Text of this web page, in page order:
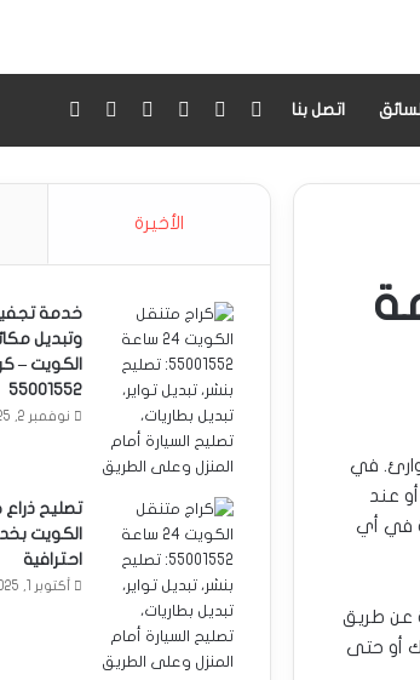
اتصل بنا فيسبوك انستقرام
واتسابGoogle maps
| خدمة
في
عند
في أي
أو حتى
الأخيرة
خدمة
وتبديل
الكويت –
55001552
نوفمبر 2, 2025
تصليح
الكويت
احترافية
أكتوبر 1, 2025